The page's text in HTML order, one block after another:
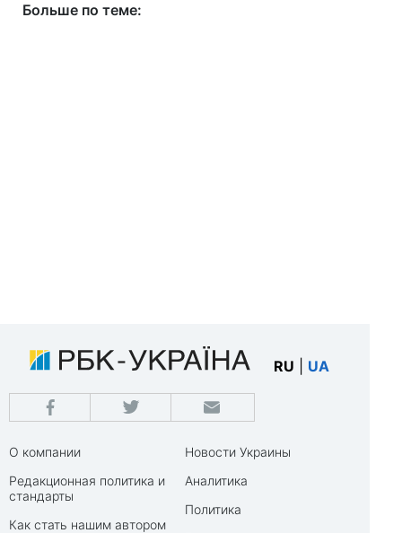
Больше по теме:
RU UA
О компании
Редакционная политика и
стандарты
Как стать нашим автором
Новости Украины
Аналитика
Политика